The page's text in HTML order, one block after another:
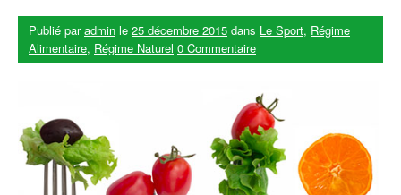
Publié paradmin le 25 décembre 2015 dans Le Sport, Régime
Alimentaire, Régime Naturel 0 Commentaire